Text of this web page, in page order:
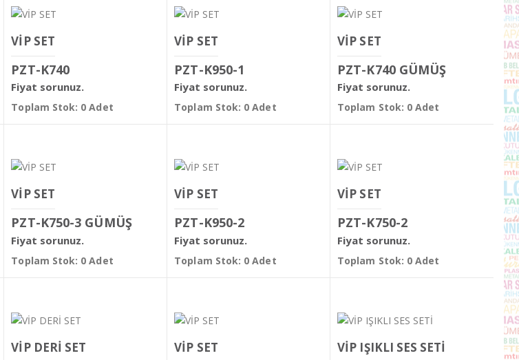
VİP SET
PZT-K740
Fiyat sorunuz.
Toplam Stok: 0 Adet
VİP SET
PZT-K950-1
Fiyat sorunuz.
Toplam Stok: 0 Adet
VİP SET
PZT-K740 GÜMÜŞ
Fiyat sorunuz.
Toplam Stok: 0 Adet
VİP SET
PZT-K750-3 GÜMÜŞ
Fiyat sorunuz.
Toplam Stok: 0 Adet
VİP SET
PZT-K950-2
Fiyat sorunuz.
Toplam Stok: 0 Adet
VİP SET
PZT-K750-2
Fiyat sorunuz.
Toplam Stok: 0 Adet
VİP DERİ SET VİP SET VİP IŞIKLI SES SETİ